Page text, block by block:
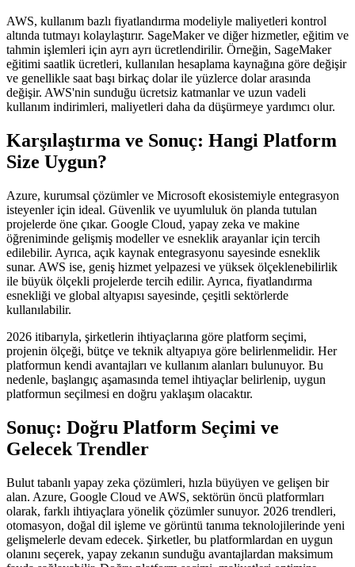
AWS, kullanım bazlı fiyatlandırma modeliyle maliyetleri kontrol
altında tutmayı kolaylaştırır. SageMaker ve diğer hizmetler, eğitim ve
tahmin işlemleri için ayrı ayrı ücretlendirilir. Örneğin, SageMaker
eğitimi saatlik ücretleri, kullanılan hesaplama kaynağına göre değişir
ve genellikle saat başı birkaç dolar ile yüzlerce dolar arasında
değişir. AWS'nin sunduğu ücretsiz katmanlar ve uzun vadeli
kullanım indirimleri, maliyetleri daha da düşürmeye yardımcı olur.
Karşılaştırma ve Sonuç: Hangi Platform
Size Uygun?
Azure, kurumsal çözümler ve Microsoft ekosistemiyle entegrasyon
isteyenler için ideal. Güvenlik ve uyumluluk ön planda tutulan
projelerde öne çıkar. Google Cloud, yapay zeka ve makine
öğreniminde gelişmiş modeller ve esneklik arayanlar için tercih
edilebilir. Ayrıca, açık kaynak entegrasyonu sayesinde esneklik
sunar. AWS ise, geniş hizmet yelpazesi ve yüksek ölçeklenebilirlik
ile büyük ölçekli projelerde tercih edilir. Ayrıca, fiyatlandırma
esnekliği ve global altyapısı sayesinde, çeşitli sektörlerde
kullanılabilir.
2026 itibarıyla, şirketlerin ihtiyaçlarına göre platform seçimi,
projenin ölçeği, bütçe ve teknik altyapıya göre belirlenmelidir. Her
platformun kendi avantajları ve kullanım alanları bulunuyor. Bu
nedenle, başlangıç aşamasında temel ihtiyaçlar belirlenip, uygun
platformun seçilmesi en doğru yaklaşım olacaktır.
Sonuç: Doğru Platform Seçimi ve
Gelecek Trendler
Bulut tabanlı yapay zeka çözümleri, hızla büyüyen ve gelişen bir
alan. Azure, Google Cloud ve AWS, sektörün öncü platformları
olarak, farklı ihtiyaçlara yönelik çözümler sunuyor. 2026 trendleri,
otomasyon, doğal dil işleme ve görüntü tanıma teknolojilerinde yeni
gelişmelerle devam edecek. Şirketler, bu platformlardan en uygun
olanını seçerek, yapay zekanın sunduğu avantajlardan maksimum